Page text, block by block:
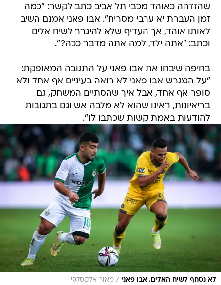
שהזדהה כאוהד מכבי תל אביב כתב לקשר: "כמה
זמן העברת יא ערבי מסריח". אבו פאני אמנם השיב
לאותו אוהד, אך העדיף שלא להיגרר לשיח אלים
וכתב: "אתה ילד, למה אתה מדבר ככה?".
בחיפה שיבחו את אבו פאני על התגובה המאופקת:
"על המגרש אבו פאני לא רואה בעיניים אף אחד ולא
סופר אף אחד, אבל איך שהסתיים המשחק, גם
בריאיונות, ראינו שהוא לא מלבה אש וגם בתגובות
להודעות באמת קשות שכתבו לו".
לא נסחף לשיח האלים. אבו פאני / מאור אלקסלסי